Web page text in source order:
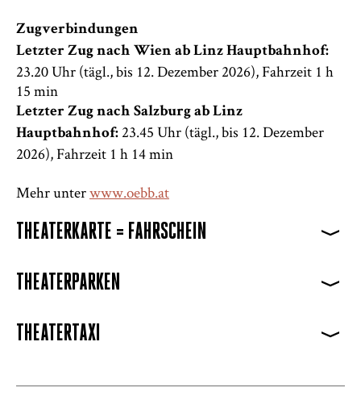
Zugverbindungen
Letzter Zug nach Wien ab Linz Hauptbahnhof:
23.20 Uhr (tägl., bis 12. Dezember 2026), Fahrzeit 1 h
15 min
Letzter Zug nach Salzburg ab Linz
Hauptbahnhof: 23.45 Uhr (tägl., bis 12. Dezember
2026), Fahrzeit 1 h 14 min
Mehr unterwww.oebb.at
THEATERKARTE = FAHRSCHEIN >
THEATERPARKEN >
THEATERTAXI >